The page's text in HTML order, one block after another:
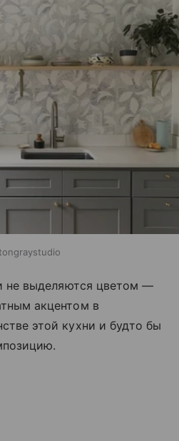
не выделяются цветом —
акцентом в
этой кухни и будто бы